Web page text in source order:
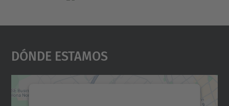
Dónde Estamos